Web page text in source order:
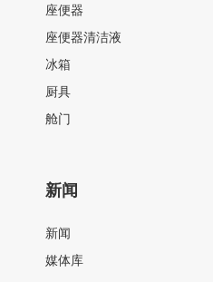
座便器
座便器清洁液
冰箱
厨具
舱门
新闻
新闻
媒体库